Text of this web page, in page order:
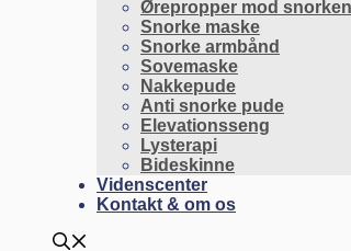
Ørepropper mod snorken
Snorke maske
Snorke armbånd
Sovemaske
Nakkepude
Anti snorke pude
Elevationsseng
Lysterapi
Bideskinne
Videnscenter
Kontakt & om os